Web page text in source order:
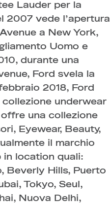
Lauder per la
2007 vede l’apertura
a New York,
Uomo e
durante una
Ford svela la
2018, Ford
collezione underwear
una collezione
Eyewear, Beauty,
il marchio
in location quali:
Beverly Hills, Puerto
Tokyo, Seul,
Nuova Delhi,